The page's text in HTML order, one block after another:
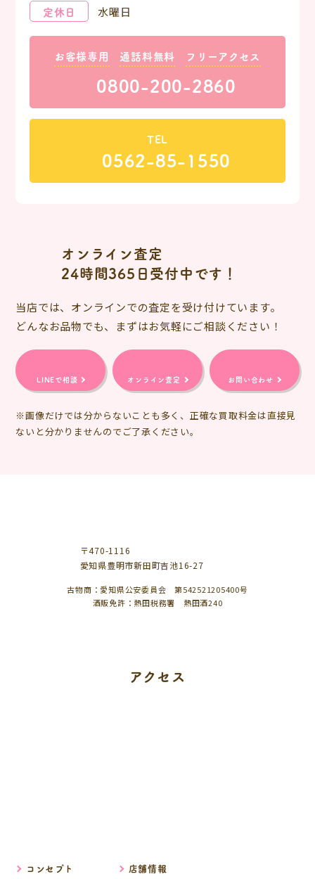
定休日
水曜日
お客様専用 通話料無料 フリーアクセス
0800-200-2860
TEL
0562-85-1550
オンライン査定
24時間365日受付中です！
当店では、オンラインでの査定を受け付けています。
どんなお品物でも、まずはお気軽にご相談ください！
LINEで相談 オンライン査定 お問い合わせ
※画像だけでは分からないことも多く、正確な買取料金は直接見
ないと分かりませんのでご了承ください。
〒470-1116
愛知県豊明市新田町吉池16-27
古物商：愛知県公安委員会 第542521205400号
酒販免許：熱田税務署 熱田酒240
アクセス
コンセプト 店舗情報